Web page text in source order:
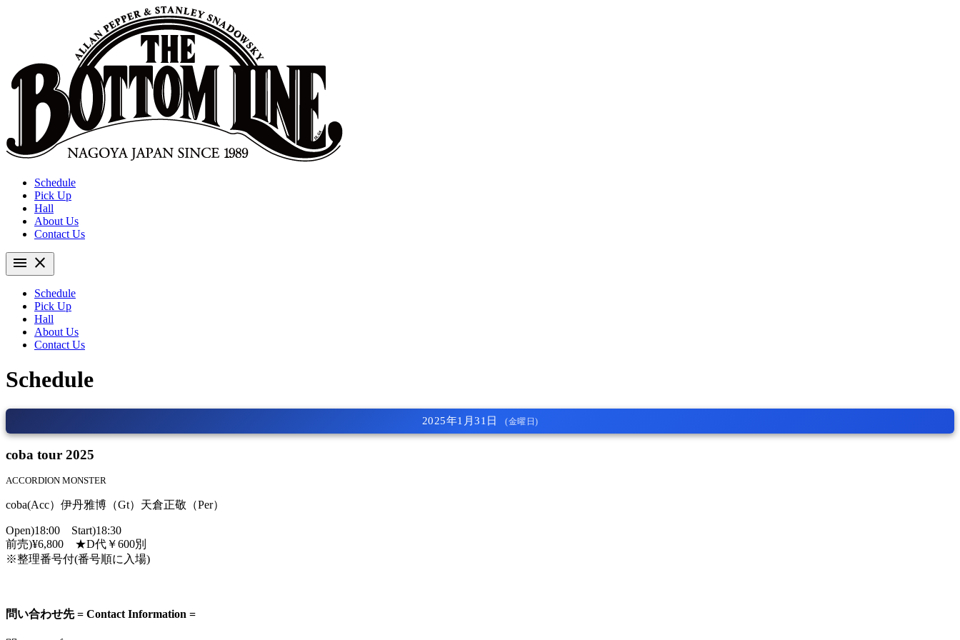
Schedule
Pick Up
Hall
About Us
Contact Us
menu close
Schedule
Pick Up
Hall
About Us
Contact Us
Schedule
2025年1月31日 (金曜日)
coba tour 2025
ACCORDION MONSTER
coba(Acc）伊丹雅博（Gt）天倉正敬（Per）
Open)18:00 Start)18:30
前売)¥6,800 ★D代￥600別
※整理番号付(番号順に入場)
問い合わせ先 = Contact Information =